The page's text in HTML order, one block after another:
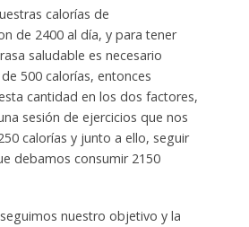
calorías de
de 2400 al día, y para tener
saludable es necesario
500 calorías, entonces
cantidad en los dos factores,
sesión de ejercicios que nos
calorías y junto a ello, seguir
debamos consumir 2150
nuestro objetivo y la